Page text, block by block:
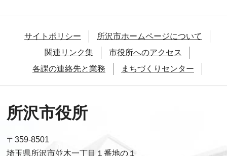
サイトポリシー
所沢市ホームページについて
関連リンク集
市役所へのアクセス
各課の連絡先と業務
まちづくりセンター
所沢市役所
〒359-8501
埼玉県所沢市並木一丁目１番地の１